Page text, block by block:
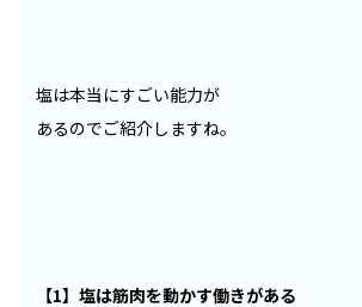
塩は本当にすごい能力が
あるのでご紹介しますね。
【1】塩は筋肉を動かす働きがある